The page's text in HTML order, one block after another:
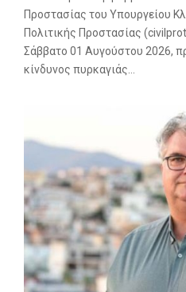
Προστασίας του Υπουργείου
Πολιτικής Προστασίας
Σάββατο 01 Αυγούστου 2026,
κίνδυνος πυρκαγιάς...